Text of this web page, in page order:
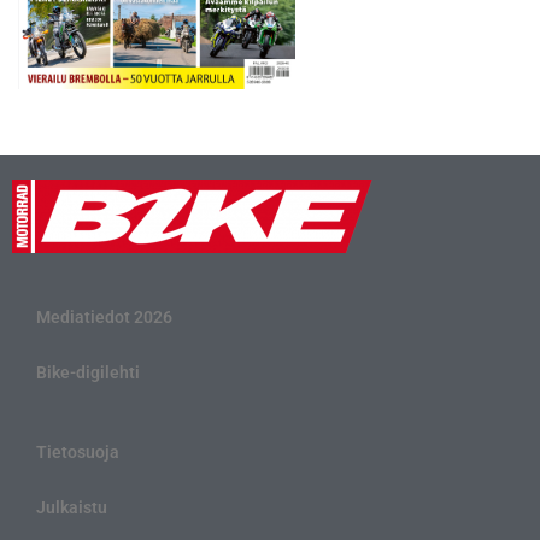
Mediatiedot 2026
Bike-digilehti
Tietosuoja
Julkaistu